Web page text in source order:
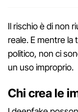
Il rischio è di non
reale. E mentre la
politico, non ci
un uso improprio.
Chi crea le